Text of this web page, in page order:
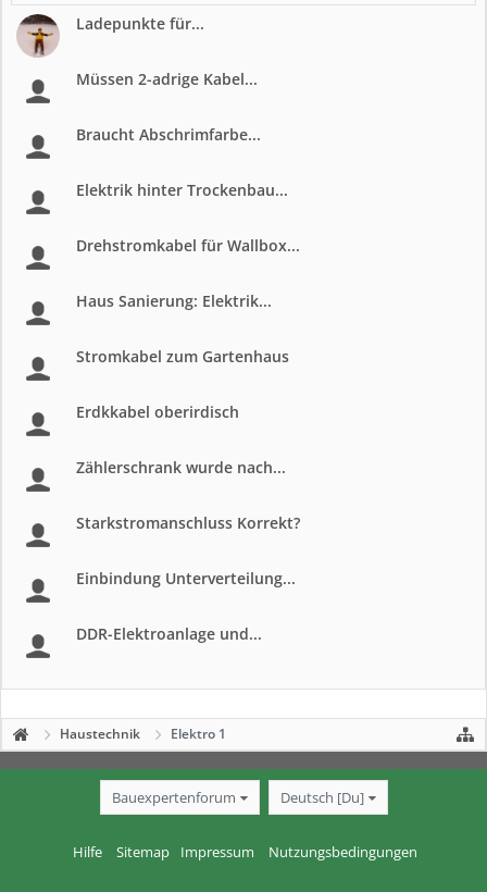
Ladepunkte für...
Müssen 2-adrige Kabel...
Braucht Abschrimfarbe...
Elektrik hinter Trockenbau...
Drehstromkabel für Wallbox...
Haus Sanierung: Elektrik...
Stromkabel zum Gartenhaus
Erdkkabel oberirdisch
Zählerschrank wurde nach...
Starkstromanschluss Korrekt?
Einbindung Unterverteilung...
DDR-Elektroanlage und...
Haustechnik Elektro 1
Bauexpertenforum Deutsch [Du]
Hilfe Sitemap Impressum Nutzungsbedingungen